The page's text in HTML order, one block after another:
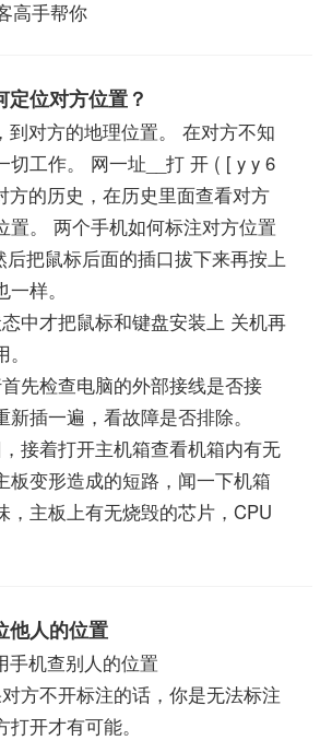
高手帮你
定位对方位置？
到对方的地理位置。 在对方不知
切工作。 网一址__打 开 ( [ y y 6
方的历史，在历史里面查看对方
置。 两个手机如何标注对方位置
后把鼠标后面的插口拔下来再按上
样。
中才把鼠标和键盘安装上 关机再
先检查电脑的外部接线是否接
插一遍，看故障是否排除。
接着打开主机箱查看机箱内有无
板变形造成的短路，闻一下机箱
，主板上有无烧毁的芯片，CPU
他人的位置
手机查别人的位置
方不开标注的话，你是无法标注
开才有可能。